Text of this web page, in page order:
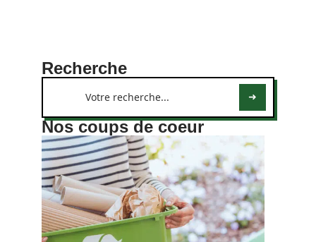
Recherche
Nos coups de coeur